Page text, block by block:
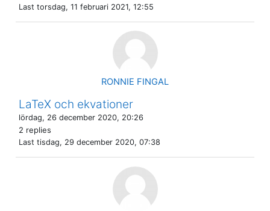
Last torsdag, 11 februari 2021, 12:55
RONNIE FINGAL
LaTeX och ekvationer
lördag, 26 december 2020, 20:26
2 replies
Last tisdag, 29 december 2020, 07:38